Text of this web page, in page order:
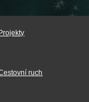
Projekty
ruch